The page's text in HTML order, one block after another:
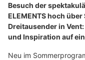
Besuch der
ELEMENTS hoch
Dreitausender in
und Inspiration auf
Neu im